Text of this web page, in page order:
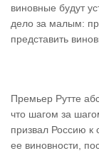
виновные будут
дело за малым:
представить
Премьер Рутте
что шагом за
призвал Россию к
ее виновности,